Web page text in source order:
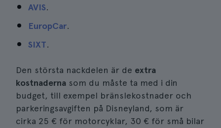
AVIS.
EuropCar.
SIXT.
Den största nackdelen är de extra
kostnaderna som du måste ta med i din
budget, till exempel bränslekostnader och
parkeringsavgiften på Disneyland, som är
cirka 25 € för motorcyklar, 30 € för små bilar